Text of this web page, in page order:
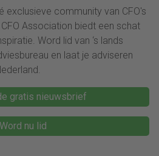
exclusieve community van CFO's
CFO Association biedt een schat
Word lid van ‘s lands
en laat je adviseren
gratis nieuwsbrief
Word nu lid